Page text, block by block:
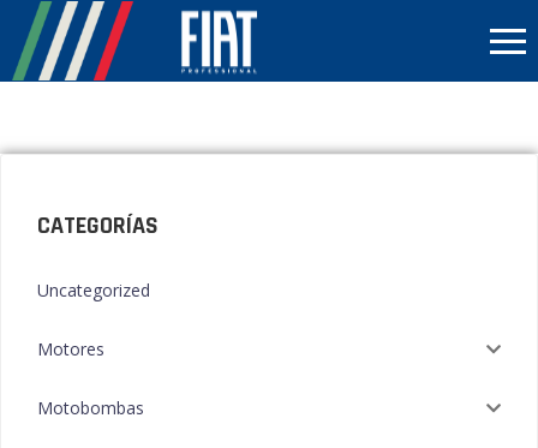
CATEGORÍAS
Uncategorized
Motores
Motobombas